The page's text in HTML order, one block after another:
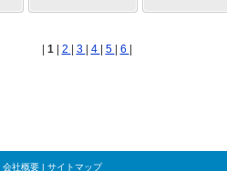
1 2 3 4 5 6
会社概要 | サイトマップ